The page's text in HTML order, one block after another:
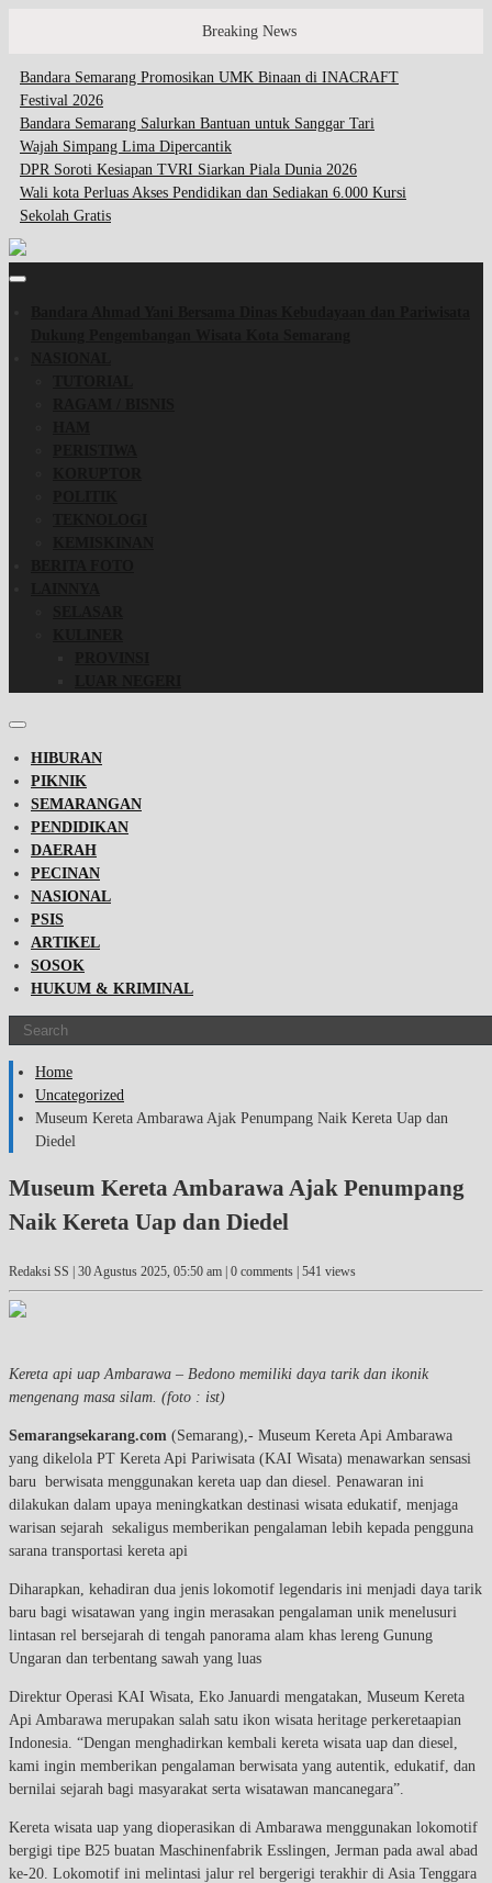
Breaking News
Bandara Semarang Promosikan UMK Binaan di INACRAFT
Festival 2026
Bandara Semarang Salurkan Bantuan untuk Sanggar Tari
Wajah Simpang Lima Dipercantik
DPR Soroti Kesiapan TVRI Siarkan Piala Dunia 2026
Wali kota Perluas Akses Pendidikan dan Sediakan 6.000 Kursi
Sekolah Gratis
HIBURAN
PIKNIK
SEMARANGAN
PENDIDIKAN
DAERAH
PECINAN
NASIONAL
PSIS
ARTIKEL
SOSOK
HUKUM & KRIMINAL
Home
Uncategorized
Museum Kereta Ambarawa Ajak Penumpang Naik Kereta Uap dan
Diedel
Museum Kereta Ambarawa Ajak Penumpang
Naik Kereta Uap dan Diedel
Redaksi SS | 30 Agustus 2025, 05:50 am | 0 comments | 541 views
Kereta api uap Ambarawa – Bedono memiliki daya tarik dan ikonik
mengenang masa silam. (foto : ist)
Semarangsekarang.com (Semarang),- Museum Kereta Api Ambarawa
yang dikelola PT Kereta Api Pariwisata (KAI Wisata) menawarkan sensasi
baru berwisata menggunakan kereta uap dan diesel. Penawaran ini
dilakukan dalam upaya meningkatkan destinasi wisata edukatif, menjaga
warisan sejarah sekaligus memberikan pengalaman lebih kepada pengguna
sarana transportasi kereta api
Diharapkan, kehadiran dua jenis lokomotif legendaris ini menjadi daya tarik
baru bagi wisatawan yang ingin merasakan pengalaman unik menelusuri
lintasan rel bersejarah di tengah panorama alam khas lereng Gunung
Ungaran dan terbentang sawah yang luas
Direktur Operasi KAI Wisata, Eko Januardi mengatakan, Museum Kereta
Api Ambarawa merupakan salah satu ikon wisata heritage perkeretaapian
Indonesia. “Dengan menghadirkan kembali kereta wisata uap dan diesel,
kami ingin memberikan pengalaman berwisata yang autentik, edukatif, dan
bernilai sejarah bagi masyarakat serta wisatawan mancanegara”.
Kereta wisata uap yang dioperasikan di Ambarawa menggunakan lokomotif
bergigi tipe B25 buatan Maschinenfabrik Esslingen, Jerman pada awal abad
ke-20. Lokomotif ini melintasi jalur rel bergerigi terakhir di Asia Tenggara